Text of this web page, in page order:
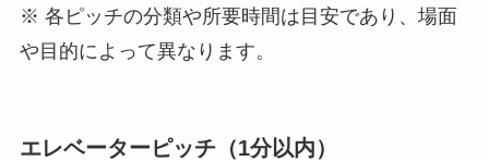
※ 各ピッチの分類や所要時間は目安であり、場面
や目的によって異なります。
エレベーターピッチ（1分以内）